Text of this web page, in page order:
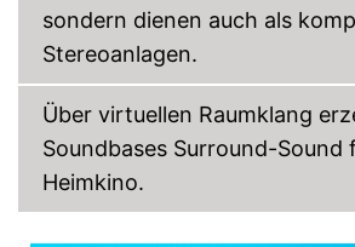
sondern dienen auch als
Stereoanlagen.
Über virtuellen Raumklang
Soundbases Surround-Sound
Heimkino.